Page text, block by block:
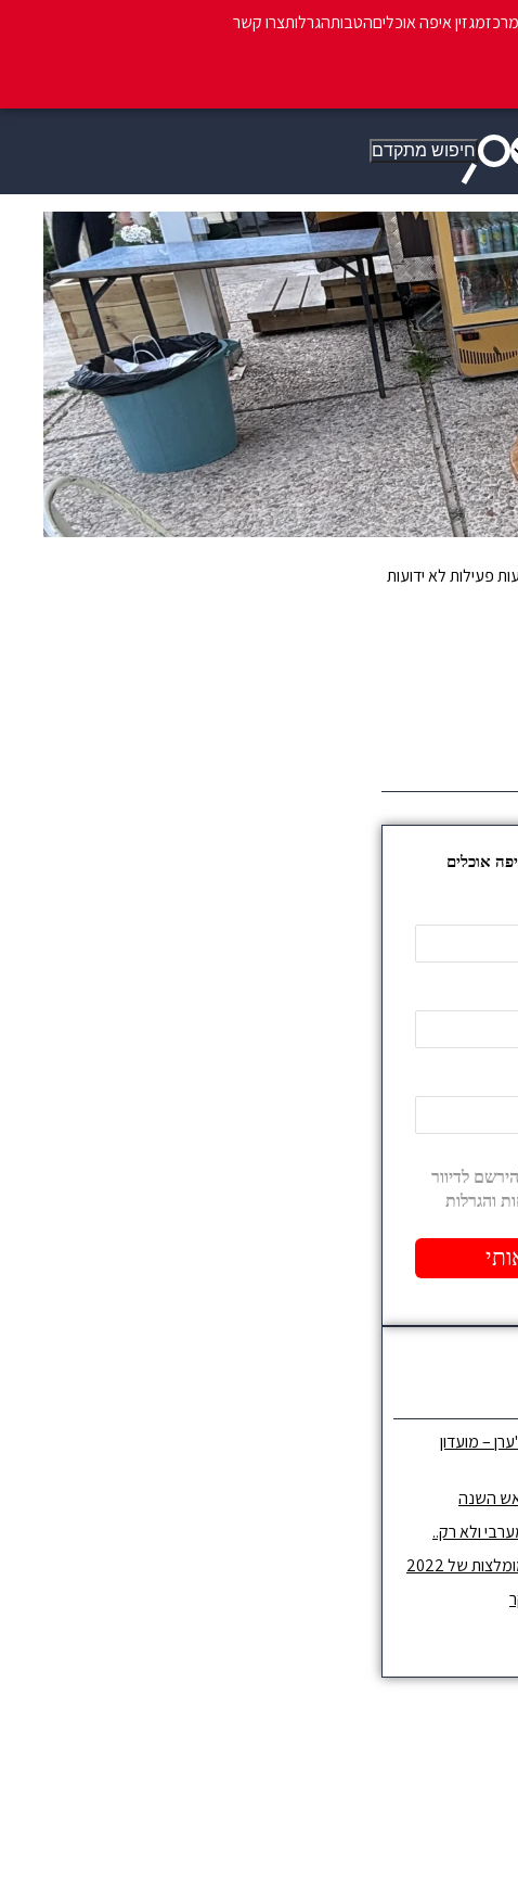
מגזין איפה אוכליםהטבותהגרלותצרו קשר
חיפוש מתקדם
פעילות לא ידועות
– מועדון
השנה
ולא רק..
של 2022